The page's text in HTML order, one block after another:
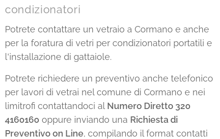
condizionatori
Potrete contattare un vetraio a Cormano e anche
per la foratura di vetri per condizionatori portatili e
l'installazione di gattaiole.
Potrete richiedere un preventivo anche telefonico
per lavori di vetrai nel comune di Cormano e nei
limitrofi contattandoci al Numero Diretto 320
4160160 oppure inviando una Richiesta di
Preventivo on Line, compilando il format contatti